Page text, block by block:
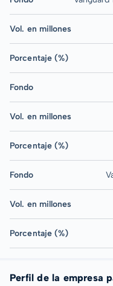
Vol. en millones
Porcentaje (%)
Fondo
Vol. en millones
Porcentaje (%)
Fondo
Vol. en millones
Porcentaje (%)
Perfil de la empresa